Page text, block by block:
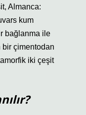
Almanca:
kum
bağlanma ile
çimentodan
iki çeşit